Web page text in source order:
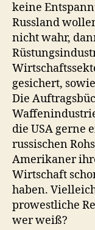
keine
Russland
nicht wahr,
gesichert,
Die
die USA gerne
russischen
Amerikaner
Wirtschaft
haben.
prowestliche
wer weiß?